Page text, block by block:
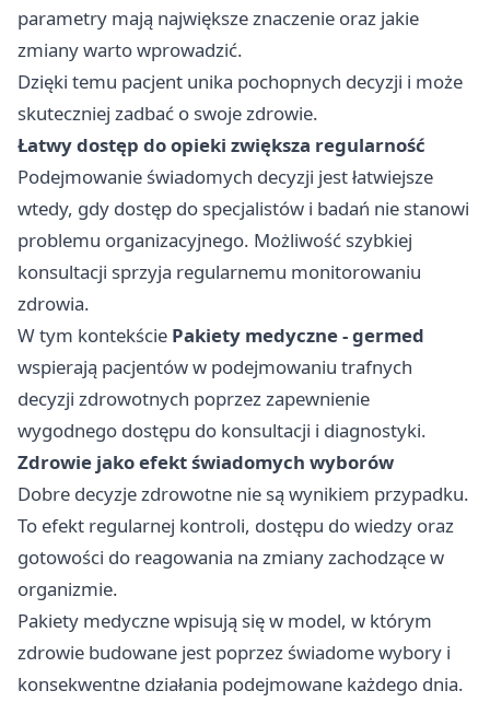
parametry mają największe znaczenie oraz jakie
zmiany warto wprowadzić.
Dzięki temu pacjent unika pochopnych decyzji i może
skuteczniej zadbać o swoje zdrowie.
Łatwy dostęp do opieki zwiększa regularność
Podejmowanie świadomych decyzji jest łatwiejsze
wtedy, gdy dostęp do specjalistów i badań nie stanowi
problemu organizacyjnego. Możliwość szybkiej
konsultacji sprzyja regularnemu monitorowaniu
zdrowia.
W tym kontekście Pakiety medyczne - germed
wspierają pacjentów w podejmowaniu trafnych
decyzji zdrowotnych poprzez zapewnienie
wygodnego dostępu do konsultacji i diagnostyki.
Zdrowie jako efekt świadomych wyborów
Dobre decyzje zdrowotne nie są wynikiem przypadku.
To efekt regularnej kontroli, dostępu do wiedzy oraz
gotowości do reagowania na zmiany zachodzące w
organizmie.
Pakiety medyczne wpisują się w model, w którym
zdrowie budowane jest poprzez świadome wybory i
konsekwentne działania podejmowane każdego dnia.